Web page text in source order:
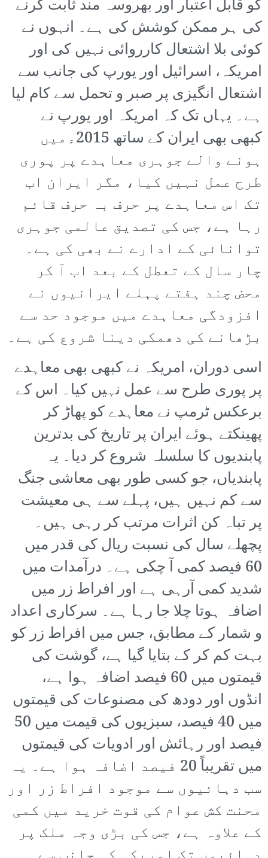
کو قابل اعتبار اور بھروسہ مند ثابت کرنے
کی ہر ممکن کوشش کی ہے۔ انہوں نے
کوئی بلا اشتعال کارروائی نہیں کی اور
امریکہ، اسرائیل اور یورپ کی جانب سے
اشتعال انگیزی پر صبر و تحمل سے کام لیا
ہے۔ یہاں تک کہ امریکہ اور یورپ نے
کبھی بھی ایران کے ساتھ 2015ءمیں
ہونے والے جوہری معاہدے پر پوری
طرح عمل نہیں کیا، مگر ایران اب
تک اس معاہدے پر حرف بہ حرف قائم
رہا ہے، جس کی تصدیق عالمی جوہری
توانائی کے ادارے نے بھی کی ہے۔
چار سال کے تعطل کے بعد اب آ کر
محض چند ہفتے پہلے ایرانیوں نے
افزودگی معاہدے میں موجود حد سے
بڑھانے کی دھمکی دینا شروع کی ہے۔
اسی دوران، امریکہ نے کبھی بھی معاہدے
پر پوری طرح سے عمل نہیں کیا۔ اس کے
برعکس ٹرمپ نے معاہدے کو پھاڑ کر
پھینکتے ہوئے ایران پر تاریخ کی بدترین
پابندیوں کا سلسلہ شروع کر دیا۔ یہ
پابندیاں، جو کسی طور بھی معاشی جنگ
سے کم نہیں ہیں، پہلے سے ہی معیشت
پر تباہ کن اثرات مرتب کر رہی ہیں۔
پچھلے سال کی نسبت ریال کی قدر میں
60 فیصد کمی آ چکی ہے۔ درآمدات میں
شدید کمی آرہی ہے اور افراط زر میں
اضافہ ہوتا چلا جا رہا ہے۔ سرکاری اعداد
و شمار کے مطابق، جس میں افراط زر کو
بہت کم کر کے بتایا گیا ہے، گوشت کی
قیمتوں میں 60 فیصد اضافہ ہوا ہے،
انڈوں اور دودھ کی مصنوعات کی قیمتوں
میں 40 فیصد، سبزیوں کی قیمت میں 50
فیصد اور رہائش اور ادویات کی قیمتوں
میں تقریباً 20 فیصد اضافہ ہوا ہے۔ یہ
سب دہائیوں سے موجود افراط زر اور
محنت کش عوام کی قوت خرید میں کمی
کے علاوہ ہے، جس کی بڑی وجہ ملک پر